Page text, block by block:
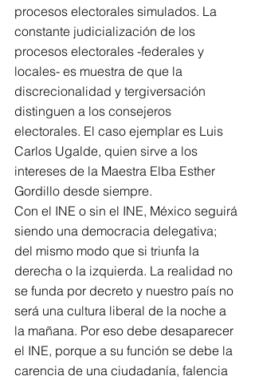
procesos electorales simulados. La
constante judicialización de los
procesos electorales -federales y
locales- es muestra de que la
discrecionalidad y tergiversación
distinguen a los consejeros
electorales. El caso ejemplar es Luis
Carlos Ugalde, quien sirve a los
intereses de la Maestra Elba Esther
Gordillo desde siempre.
Con el INE o sin el INE, México seguirá
siendo una democracia delegativa;
del mismo modo que si triunfa la
derecha o la izquierda. La realidad no
se funda por decreto y nuestro país no
será una cultura liberal de la noche a
la mañana. Por eso debe desaparecer
el INE, porque a su función se debe la
carencia de una ciudadanía, falencia